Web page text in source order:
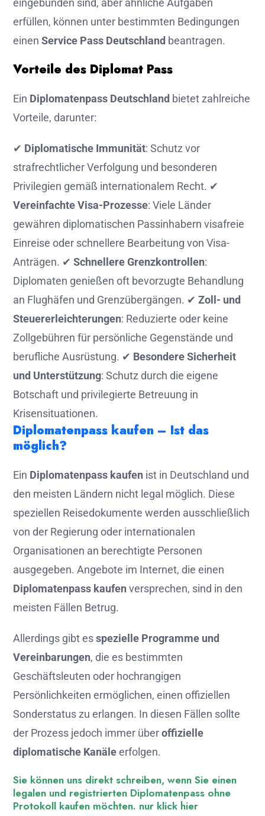
eingebunden sind, aber ähnliche Aufgaben
erfüllen, können unter bestimmten Bedingungen
einen Service Pass Deutschland beantragen.
Vorteile des Diplomat Pass
Ein Diplomatenpass Deutschland bietet zahlreiche
Vorteile, darunter:
✔ Diplomatische Immunität: Schutz vor
strafrechtlicher Verfolgung und besonderen
Privilegien gemäß internationalem Recht. ✔
Vereinfachte Visa-Prozesse: Viele Länder
gewähren diplomatischen Passinhabern visafreie
Einreise oder schnellere Bearbeitung von Visa-
Anträgen. ✔ Schnellere Grenzkontrollen:
Diplomaten genießen oft bevorzugte Behandlung
an Flughäfen und Grenzübergängen. ✔ Zoll- und
Steuererleichterungen: Reduzierte oder keine
Zollgebühren für persönliche Gegenstände und
berufliche Ausrüstung. ✔ Besondere Sicherheit
und Unterstützung: Schutz durch die eigene
Botschaft und privilegierte Betreuung in
Krisensituationen.
Diplomatenpass kaufen – Ist das
möglich?
Ein Diplomatenpass kaufen ist in Deutschland und
den meisten Ländern nicht legal möglich. Diese
speziellen Reisedokumente werden ausschließlich
von der Regierung oder internationalen
Organisationen an berechtigte Personen
ausgegeben. Angebote im Internet, die einen
Diplomatenpass kaufen versprechen, sind in den
meisten Fällen Betrug.
Allerdings gibt esspezielle Programme und
Vereinbarungen, die es bestimmten
Geschäftsleuten oder hochrangigen
Persönlichkeiten ermöglichen, einen offiziellen
Sonderstatus zu erlangen. In diesen Fällen sollte
der Prozess jedoch immer überoffizielle
diplomatische Kanäleerfolgen.
Sie können uns direkt schreiben, wenn Sie einen
legalen und registrierten Diplomatenpass ohne
Protokoll kaufen möchten. nur klick hier